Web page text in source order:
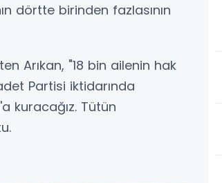
dörtte birinden fazlasının
Arıkan, "18 bin ailenin hak
Partisi iktidarında
kuracağız. Tütün